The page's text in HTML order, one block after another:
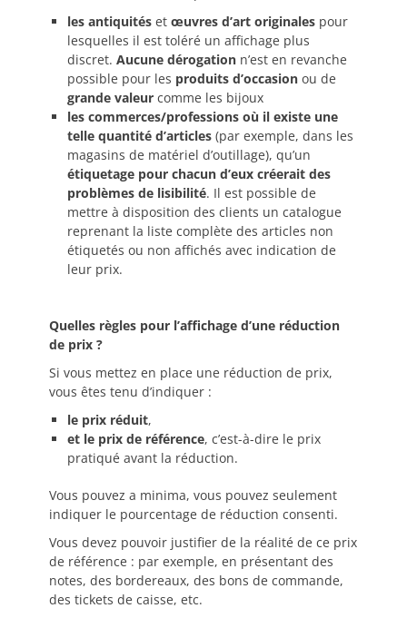
les antiquités et œuvres d’art originales pour
lesquelles il est toléré un affichage plus
discret. Aucune dérogation n’est en revanche
possible pour les produits d’occasion ou de
grande valeur comme les bijoux
les commerces/professions où il existe une
telle quantité d’articles (par exemple, dans les
magasins de matériel d’outillage), qu’un
étiquetage pour chacun d’eux créerait des
problèmes de lisibilité. Il est possible de
mettre à disposition des clients un catalogue
reprenant la liste complète des articles non
étiquetés ou non affichés avec indication de
leur prix.
Quelles règles pour l’affichage d’une réduction
de prix ?
Si vous mettez en place une réduction de prix,
vous êtes tenu d’indiquer :
le prix réduit,
et le prix de référence, c’est-à-dire le prix
pratiqué avant la réduction.
Vous pouvez a minima, vous pouvez seulement
indiquer le pourcentage de réduction consenti.
Vous devez pouvoir justifier de la réalité de ce prix
de référence : par exemple, en présentant des
notes, des bordereaux, des bons de commande,
des tickets de caisse, etc.